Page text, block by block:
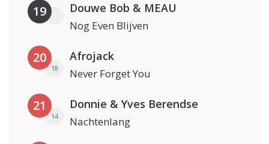
19 Douwe Bob & MEAU
Nog Even Blijven
20
18
Afrojack
Never Forget You
21
14
Donnie & Yves Berendse
Nachtenlang